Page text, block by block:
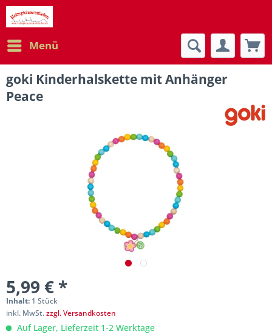
Menü
goki Kinderhalskette mit Anhänger
Peace
5,99 € *
Inhalt: 1 Stück
inkl. MwSt.zzgl. Versandkosten
Auf Lager, Lieferzeit 1-2 Werktage